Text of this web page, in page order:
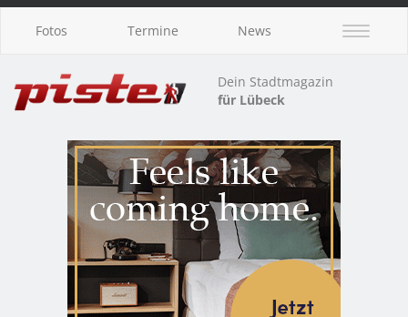
Fotos Termine News
Dein Stadtmagazin
für Lübeck